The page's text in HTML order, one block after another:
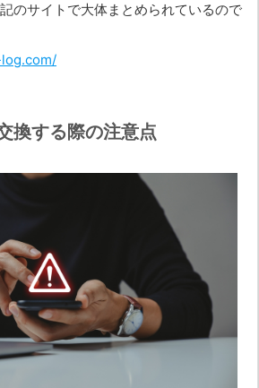
のサイトで大体まとめられているので
換する際の注意点